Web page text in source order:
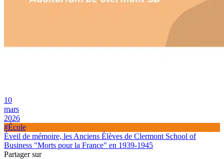
10
mars
2026
#École
Éveil de mémoire, les Anciens Élèves de Clermont School of
Business "Morts pour la France" en 1939-1945
Partager sur